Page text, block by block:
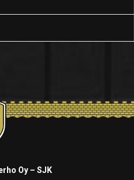
Oy – SJK